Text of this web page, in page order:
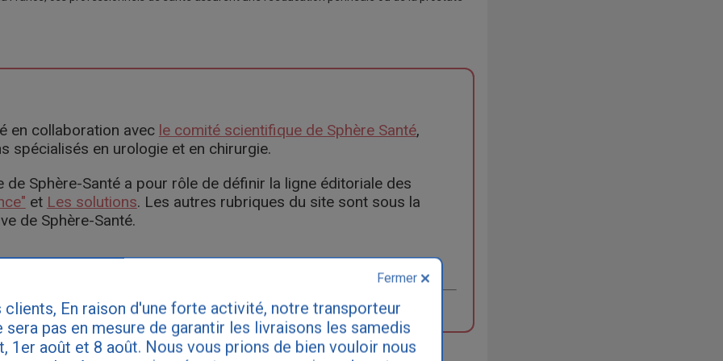
en collaboration avec le comité scientifique de Sphère Santé,
spécialisés en urologie et en chirurgie.
de Sphère-Santé a pour rôle de définir la ligne éditoriale des
et Les solutions. Les autres rubriques du site sont sous la
de Sphère-Santé.
de publication : 29/07/2015
clients, En raison d'une forte activité, notre transporteur
sera pas en mesure de garantir les livraisons les samedis
1er août et 8 août. Nous vous prions de bien vouloir nous
Fermer